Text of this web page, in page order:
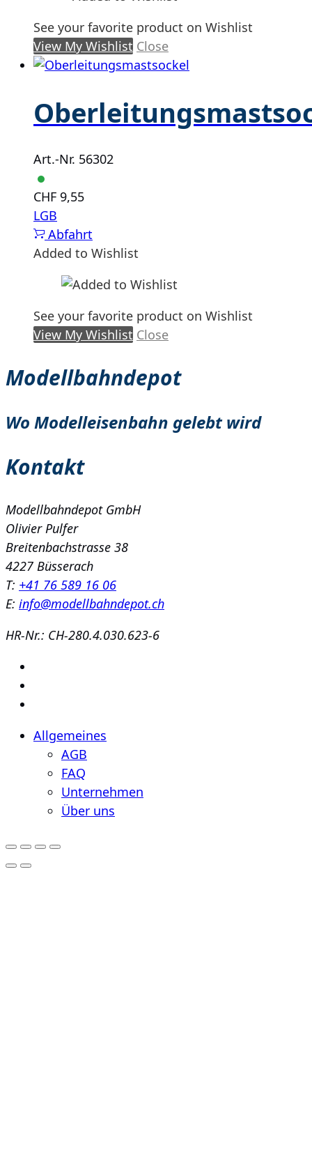
See your favorite product on Wishlist
View My Wishlist Close
Art.-Nr. 56302
CHF 9,55
LGB
Abfahrt
Added to Wishlist
See your favorite product on Wishlist
View My Wishlist Close
Modellbahndepot
Wo Modelleisenbahn gelebt wird
Kontakt
Modellbahndepot GmbH
Olivier Pulfer
Breitenbachstrasse 38
4227 Büsserach
T: +41 76 589 16 06
E: info@modellbahndepot.ch
HR-Nr.: CH-280.4.030.623-6
Allgemeines
AGB
FAQ
Unternehmen
Über uns